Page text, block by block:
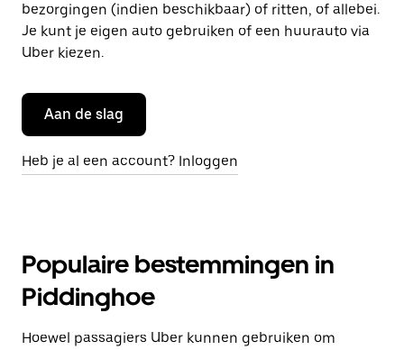
bezorgingen (indien beschikbaar) of ritten, of allebei.
Je kunt je eigen auto gebruiken of een huurauto via
Uber kiezen.
Aan de slag
Heb je al een account? Inloggen
Populaire bestemmingen in
Piddinghoe
Hoewel passagiers Uber kunnen gebruiken om